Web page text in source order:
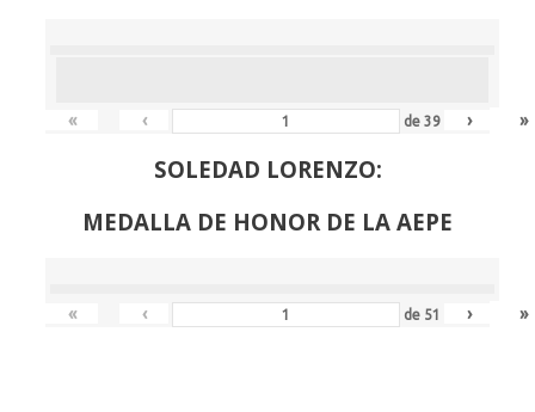
« ‹ de39 › »
SOLEDAD LORENZO:
MEDALLA DE HONOR DE LA AEPE
« ‹ de 51 › »